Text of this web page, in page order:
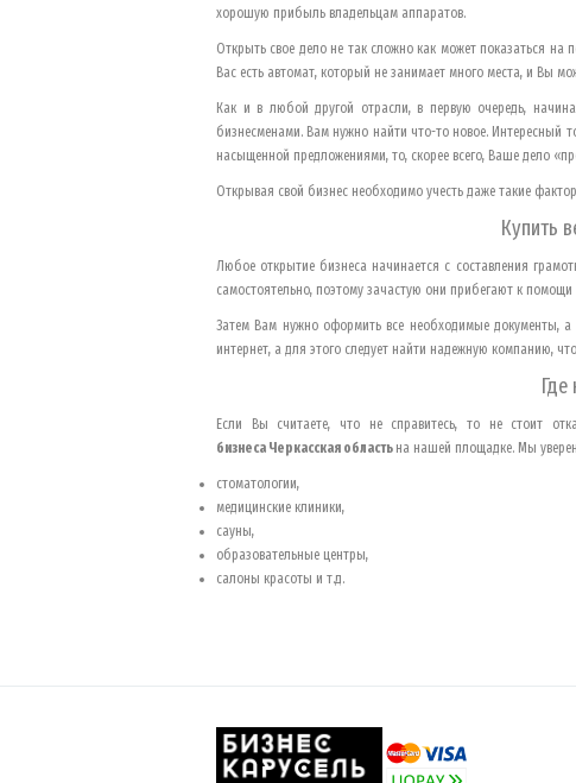
хорошую прибыль владельцам аппаратов.
Открыть свое дело не так сложно как может показаться на
Вас есть автомат, который не занимает много места, и Вы
Как и в любой другой отрасли, в первую очередь,
бизнесменами. Вам нужно найти что-то новое. Интересный
насыщенной предложениями, то, скорее всего, Ваше дело
Открывая свой бизнес необходимо учесть даже такие
Купить
Любое открытие бизнеса начинается с составления
самостоятельно, поэтому зачастую они прибегают к помощи
Затем Вам нужно оформить все необходимые документы, а
интернет, а для этого следует найти надежную компанию,
Если Вы считаете, что не справитесь, то не стоит
бизнеса Черкасская область на нашей площадке. Мы
стоматологии,
медицинские клиники,
сауны,
образовательные центры,
салоны красоты и т.д.